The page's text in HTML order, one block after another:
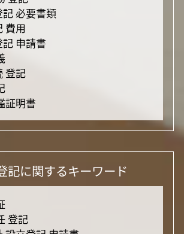
必要書類
費用
申請書
登記
証明書
記に関するキーワード
登記